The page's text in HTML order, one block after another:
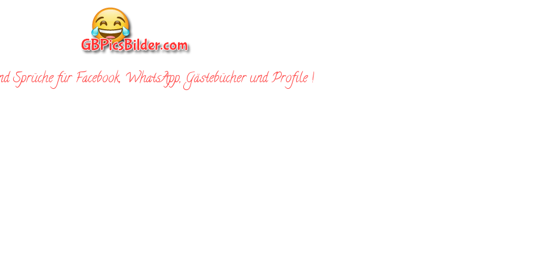
Sprüche für Facebook, WhatsApp, Gästebücher und Profile !